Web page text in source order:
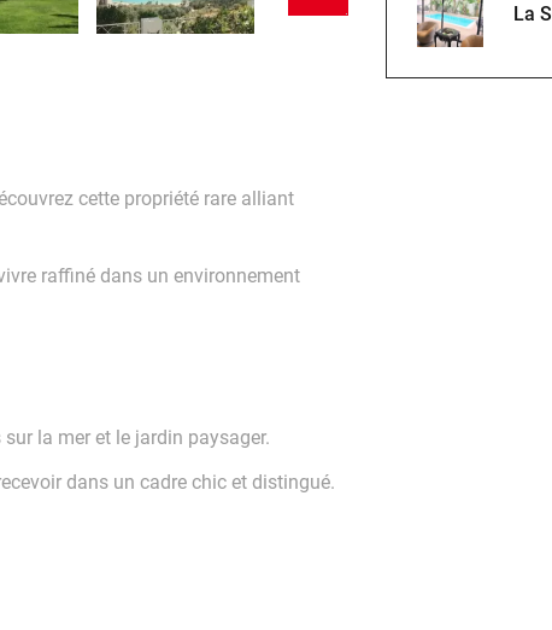
cette propriété rare alliant
raffiné dans un environnement
la mer et le jardin paysager.
dans un cadre chic et distingué.
La